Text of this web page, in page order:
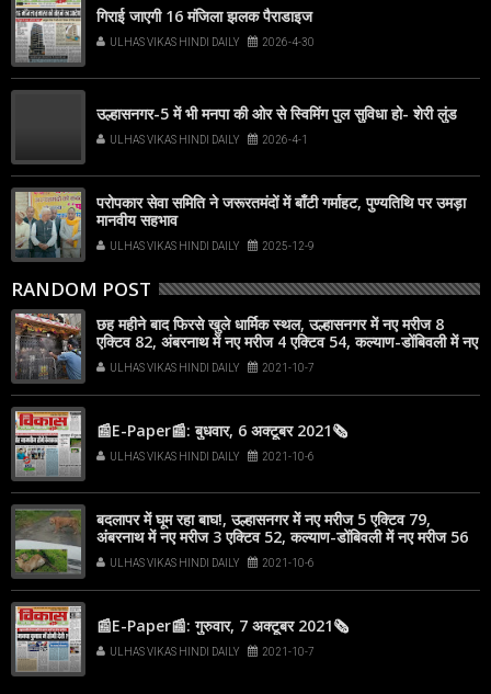
गिराई जाएगी 16 मंजिला झलक पैराडाइज
ULHAS VIKAS HINDI DAILY 2026-4-30
उल्हासनगर-5 में भी मनपा की ओर से स्विमिंग पुल सुविधा हो- शेरी लुंड
ULHAS VIKAS HINDI DAILY 2026-4-1
परोपकार सेवा समिति ने जरूरतमंदों में बाँटी गर्माहट, पुण्यतिथि पर उमड़ा
मानवीय सहभाव
ULHAS VIKAS HINDI DAILY 2025-12-9
RANDOM POST
छह महीने बाद फिरसे खुले धार्मिक स्थल, उल्हासनगर में नए मरीज 8
एक्टिव 82, अंबरनाथ में नए मरीज 4 एक्टिव 54, कल्याण-डोंबिवली में नए
मरीज 64
ULHAS VIKAS HINDI DAILY 2021-10-7
📰E-Paper📰: बुधवार, 6 अक्टूबर 2021🗞
ULHAS VIKAS HINDI DAILY 2021-10-6
बदलापर में घूम रहा बाघ!, उल्हासनगर में नए मरीज 5 एक्टिव 79,
अंबरनाथ में नए मरीज 3 एक्टिव 52, कल्याण-डोंबिवली में नए मरीज 56
ULHAS VIKAS HINDI DAILY 2021-10-6
📰E-Paper📰: गुरुवार, 7 अक्टूबर 2021🗞
ULHAS VIKAS HINDI DAILY 2021-10-7